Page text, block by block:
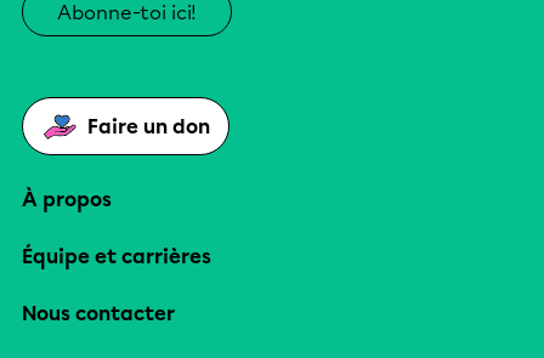
Abonne-toi ici!
Faire un don
À propos
Équipe et carrières
Nous contacter